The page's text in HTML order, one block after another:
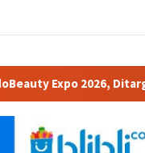
2,500 Pengunjung